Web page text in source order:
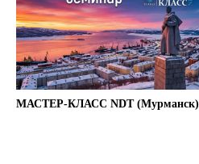
МАСТЕР-КЛАСС NDT (Мурманск)